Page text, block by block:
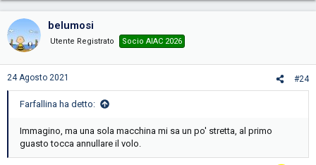
belumosi
Utente Registrato Socio AIAC 2026
24 Agosto 2021 #24
Farfallina ha detto:
Immagino, ma una sola macchina mi sa un po' stretta, al primo
guasto tocca annullare il volo.